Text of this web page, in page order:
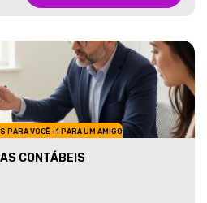
PARA VOCÊ +1 PARA UM AMIGO
CONTÁBEIS